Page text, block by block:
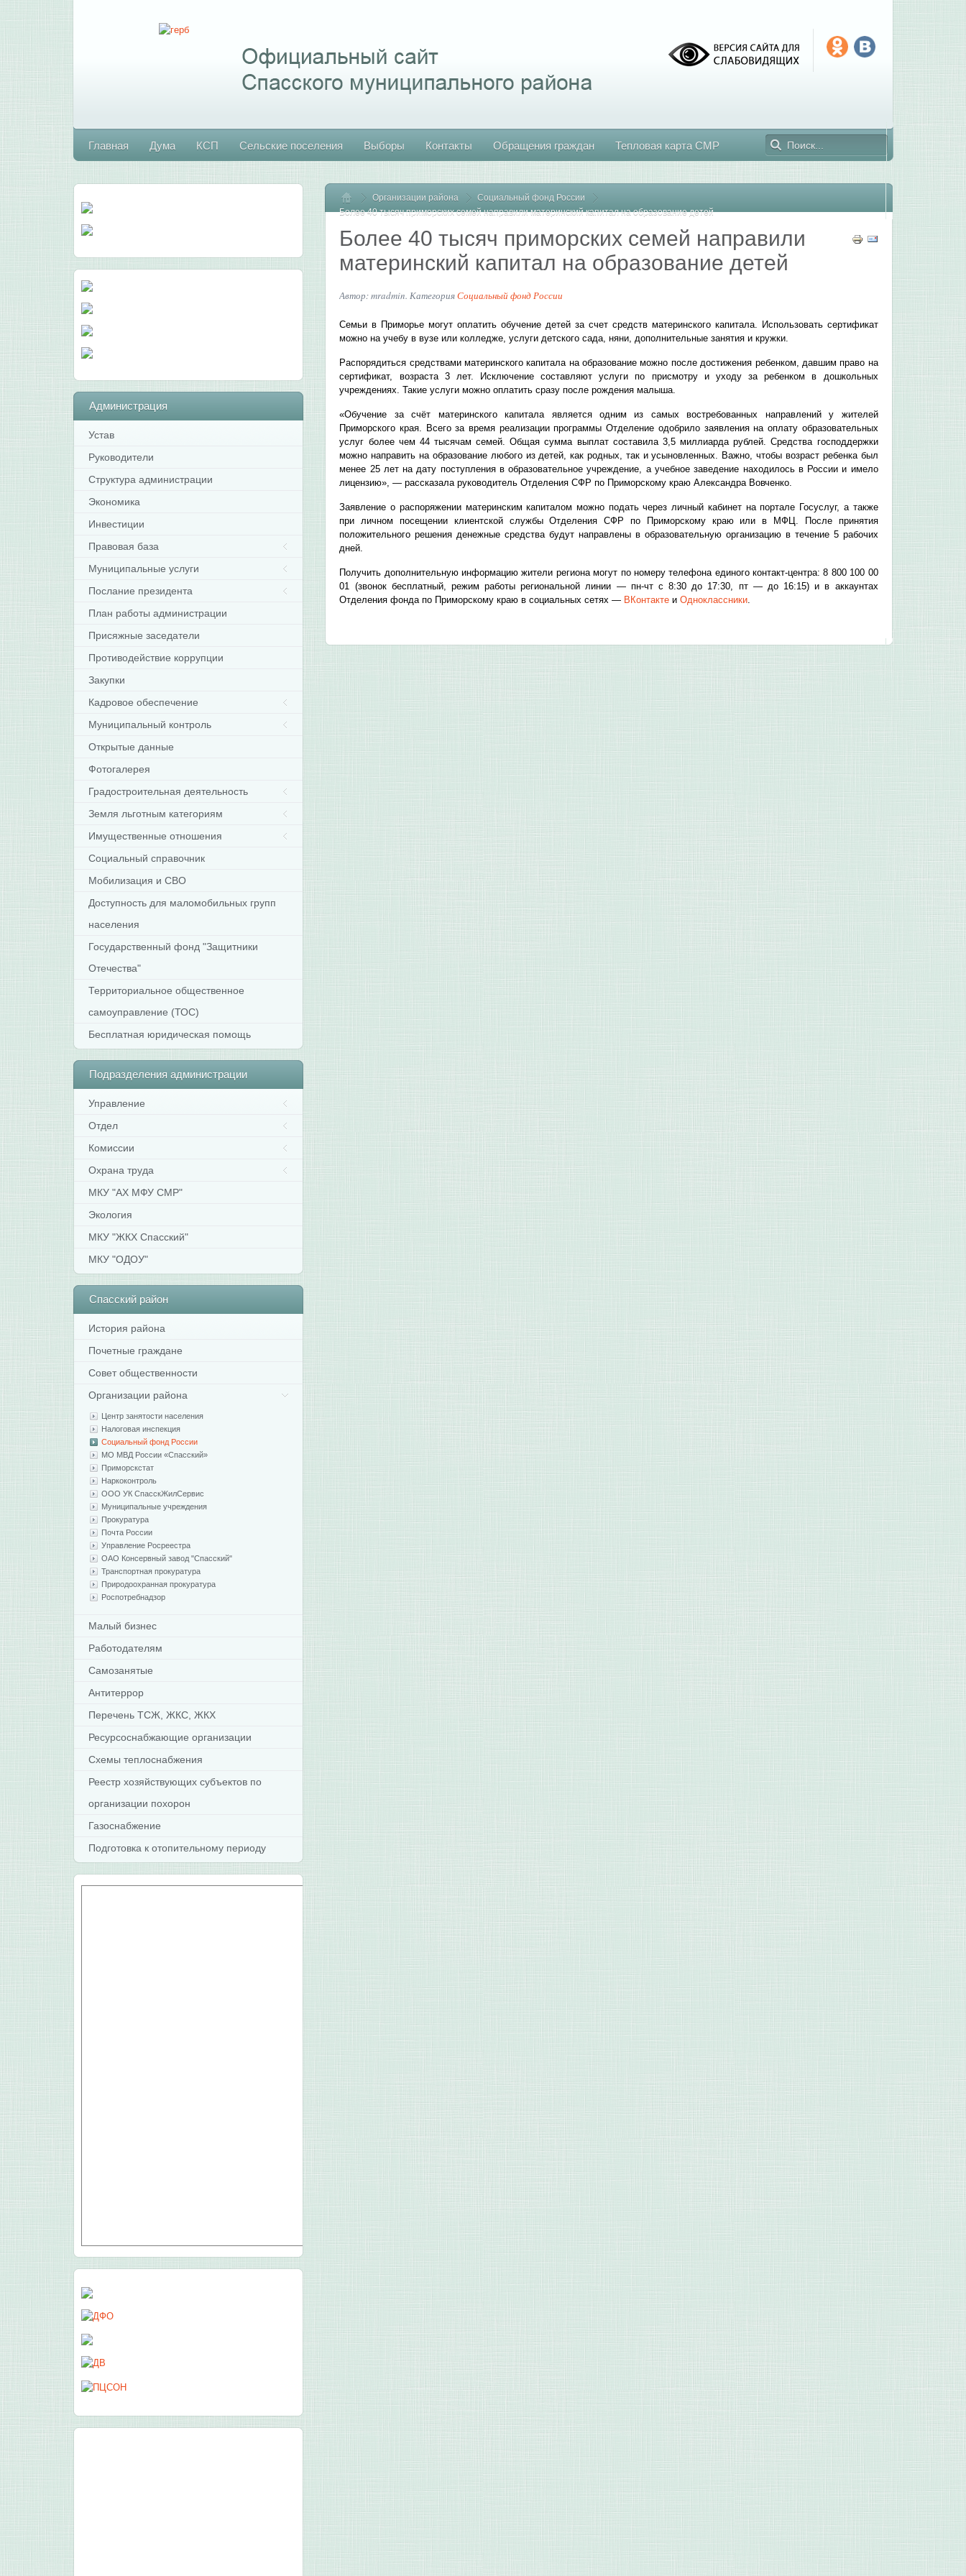
Главная Дума КСП Сельские поселения Выборы Контакты Обращения граждан Тепловая карта СМР
Главная
Организации района
Социальный фонд России
Более 40 тысяч приморских семей направили материнский капитал на образование детей
Более 40 тысяч приморских семей направили
материнский капитал на образование детей
Автор: mradmin. КатегорияСоциальный фонд России
Семьи в Приморье могут оплатить обучение детей за счет средств материнского капитала. Использовать сертификат
можно на учебу в вузе или колледже, услуги детского сада, няни, дополнительные занятия и кружки.
Распорядиться средствами материнского капитала на образование можно после достижения ребенком, давшим право на
сертификат, возраста 3 лет. Исключение составляют услуги по присмотру и уходу за ребенком в дошкольных
учреждениях. Такие услуги можно оплатить сразу после рождения малыша.
«Обучение за счёт материнского капитала является одним из самых востребованных направлений у жителей
Приморского края. Всего за время реализации программы Отделение одобрило заявления на оплату образовательных
услуг более чем 44 тысячам семей. Общая сумма выплат составила 3,5 миллиарда рублей. Средства господдержки
можно направить на образование любого из детей, как родных, так и усыновленных. Важно, чтобы возраст ребенка был
менее 25 лет на дату поступления в образовательное учреждение, а учебное заведение находилось в России и имело
лицензию», — рассказала руководитель Отделения СФР по Приморскому краю Александра Вовченко.
Заявление о распоряжении материнским капиталом можно подать через личный кабинет на портале Госуслуг, а также
при личном посещении клиентской службы Отделения СФР по Приморскому краю или в МФЦ. После принятия
положительного решения денежные средства будут направлены в образовательную организацию в течение 5 рабочих
дней.
Получить дополнительную информацию жители региона могут по номеру телефона единого контакт-центра: 8 800 100 00
01 (звонок бесплатный, режим работы региональной линии — пн-чт с 8:30 до 17:30, пт — до 16:15) и в аккаунтах
Отделения фонда по Приморскому краю в социальных сетях — ВКонтакте иОдноклассники.
Администрация
Устав
Руководители
Структура администрации
Экономика
Инвестиции
Правовая база
Муниципальные услуги
Послание президента
План работы администрации
Присяжные заседатели
Противодействие коррупции
Закупки
Кадровое обеспечение
Муниципальный контроль
Открытые данные
Фотогалерея
Градостроительная деятельность
Земля льготным категориям
Имущественные отношения
Социальный справочник
Мобилизация и СВО
Доступность для маломобильных групп
населения
Государственный фонд "Защитники
Отечества"
Территориальное общественное
самоуправление (ТОС)
Бесплатная юридическая помощь
Подразделения администрации
Управление
Отдел
Комиссии
Охрана труда
МКУ "АХ МФУ СМР"
Экология
МКУ "ЖКХ Спасский"
МКУ "ОДОУ"
Спасский район
История района
Почетные граждане
Совет общественности
Организации района
Центр занятости населения
Налоговая инспекция
Социальный фонд России
МО МВД России «Спасский»
Приморскстат
Наркоконтроль
ООО УК СпасскЖилСервис
Муниципальные учреждения
Прокуратура
Почта России
Управление Росреестра
ОАО Консервный завод "Спасский"
Транспортная прокуратура
Природоохранная прокуратура
Роспотребнадзор
Малый бизнес
Работодателям
Самозанятые
Антитеррор
Перечень ТСЖ, ЖКС, ЖКХ
Ресурсоснабжающие организации
Схемы теплоснабжения
Реестр хозяйствующих субъектов по
организации похорон
Газоснабжение
Подготовка к отопительному периоду